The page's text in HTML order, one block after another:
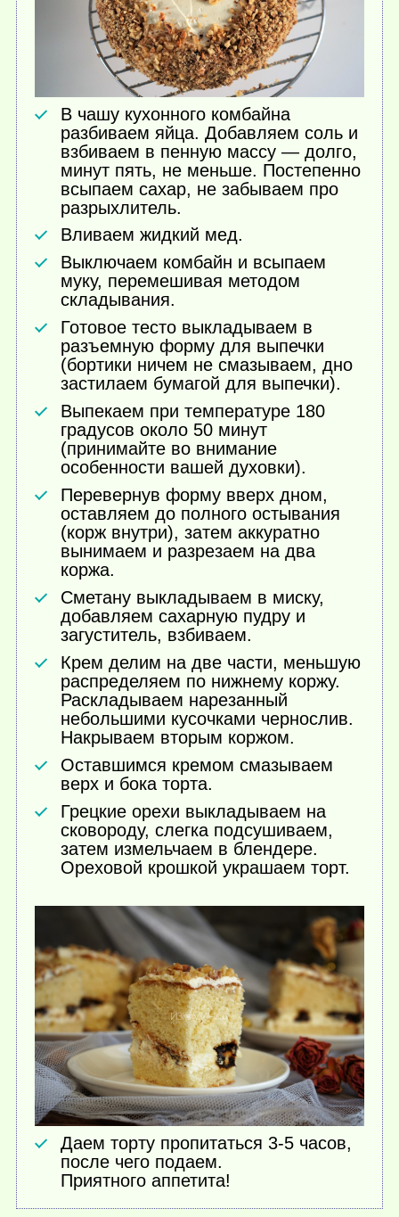
В чашу кухонного комбайна
разбиваем яйца. Добавляем соль и
взбиваем в пенную массу — долго,
минут пять, не меньше. Постепенно
всыпаем сахар, не забываем про
разрыхлитель.
Вливаем жидкий мед.
Выключаем комбайн и всыпаем
муку, перемешивая методом
складывания.
Готовое тесто выкладываем в
разъемную форму для выпечки
(бортики ничем не смазываем, дно
застилаем бумагой для выпечки).
Выпекаем при температуре 180
градусов около 50 минут
(принимайте во внимание
особенности вашей духовки).
Перевернув форму вверх дном,
оставляем до полного остывания
(корж внутри), затем аккуратно
вынимаем и разрезаем на два
коржа.
Сметану выкладываем в миску,
добавляем сахарную пудру и
загуститель, взбиваем.
Крем делим на две части, меньшую
распределяем по нижнему коржу.
Раскладываем нарезанный
небольшими кусочками чернослив.
Накрываем вторым коржом.
Оставшимся кремом смазываем
верх и бока торта.
Грецкие орехи выкладываем на
сковороду, слегка подсушиваем,
затем измельчаем в блендере.
Ореховой крошкой украшаем торт.
Даем торту пропитаться 3-5 часов,
после чего подаем.
Приятного аппетита!